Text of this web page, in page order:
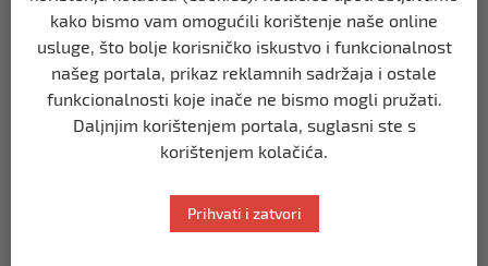
Opsadno stanje u Münchenu, odjeknulo
nekoliko eksplozija: Ima žrtava,
policijske snage na terenu
prije 10 mjeseci
Zapadu
kako bismo vam omogućili korištenje naše online
usluge, što bolje korisničko iskustvo i funkcionalnost
našeg portala, prikaz reklamnih sadržaja i ostale
funkcionalnosti koje inače ne bismo mogli pružati.
Daljnjim korištenjem portala, suglasni ste s
korištenjem kolačića.
Prihvati i zatvori